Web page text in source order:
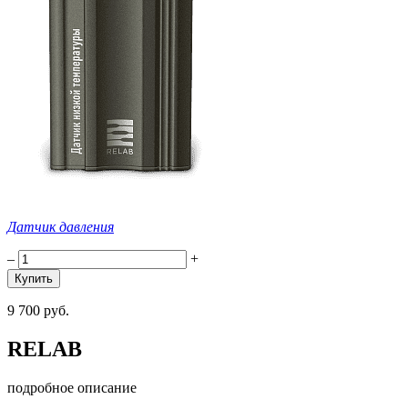
Датчик давления
– +
9 700 руб.
RELAB
подробное описание